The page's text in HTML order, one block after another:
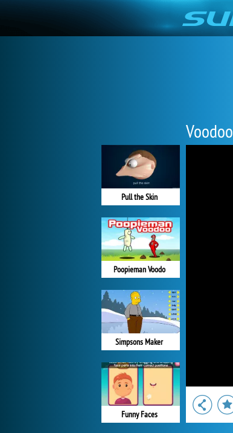
Voodoo
Pull the Skin
Poopieman Voodo
Simpsons Maker
Funny Faces